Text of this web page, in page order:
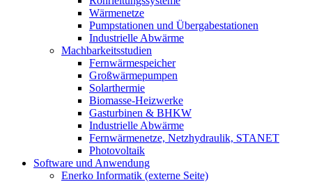
Wärmenetze
Pumpstationen und Übergabestationen
Industrielle Abwärme
Machbarkeitsstudien
Fernwärmespeicher
Großwärmepumpen
Solarthermie
Biomasse-Heizwerke
Gasturbinen & BHKW
Industrielle Abwärme
Fernwärmenetze, Netzhydraulik, STANET
Photovoltaik
Software und Anwendung
Enerko Informatik (externe Seite)